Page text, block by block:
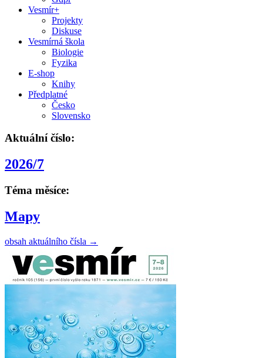
Vesmír+
Projekty
Diskuse
Vesmírná škola
Biologie
Fyzika
E-shop
Knihy
Předplatné
Česko
Slovensko
Aktuální číslo:
2026/7
Téma měsíce:
Mapy
obsah aktuálního čísla →